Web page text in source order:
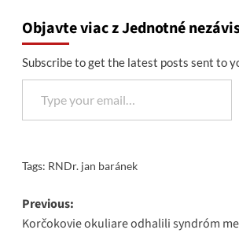
Objavte viac z Jednotné
Subscribe to get the latest posts sent to
Type your email…
Tags: RNDr. jan baránek
Post
Previous:
Korčokovie okuliare odhalili syndróm